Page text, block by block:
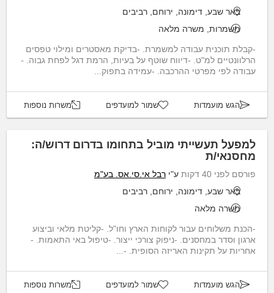
באר שבע, דימונה, ירוחם, רביבים
משמרות, משרה מלאה
-קבלת תוכנית עבודה למשמרת. -בדיקת מאסטרים ומילוי טפסים
הרלוונטיים למ"ט. -דיווח שוטף על בעיות, הרמת דגל לפחת גבוה. -
עבודה לפי מפרטי ההרכבה. -עמידה בתפוק...
הגש מועמדות שמור למועדפים משרות נוספות
למפעל תעשייתי מוביל בתחומו בדרום דרוש/ה:
מחסנאי/ת
פורסם לפני 40 דקות ע"י רבל אי.סי.אס. בע"מ
באר שבע, דימונה, ירוחם, רביבים
משרה מלאה
-הכנת משלוחים עבור לקוחות הארץ וחו"ל. -קליטת מלאי וביצוע
ארגון וסדר במחסנים. -ניפוק צורכי ייצור. -טיפול באי התאמות. -
אחריות על תקינות האריזה הסופית. -...
הגש מועמדות שמור למועדפים משרות נוספות